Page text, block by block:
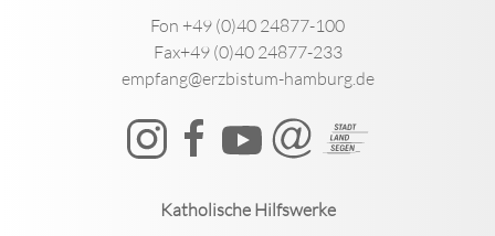
Fon +49 (0)40 24877-100
Fax+49 (0)40 24877-233
empfang@erzbistum-hamburg.de
Katholische Hilfswerke